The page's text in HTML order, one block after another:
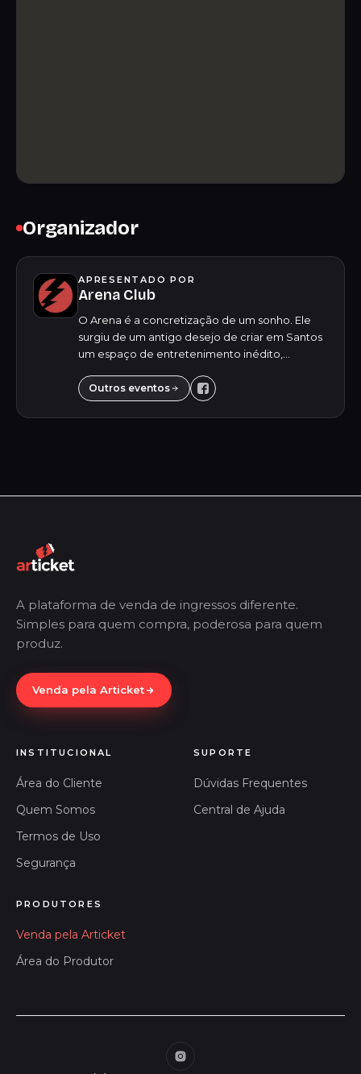
Organizador
APRESENTADO POR
Arena Club
O Arena é a concretização de um sonho. Ele
surgiu de um antigo desejo de criar em Santos
um espaço de entretenimento inédito,
experiência única e inesquecível. Destacando-
se pela versa...
Outros eventos
A plataforma de venda de ingressos diferente.
Simples para quem compra, poderosa para quem
produz.
Venda pela Articket
INSTITUCIONAL
Área do Cliente
Quem Somos
Termos de Uso
Segurança
SUPORTE
Dúvidas Frequentes
Central de Ajuda
PRODUTORES
Venda pela Articket
Área do Produtor